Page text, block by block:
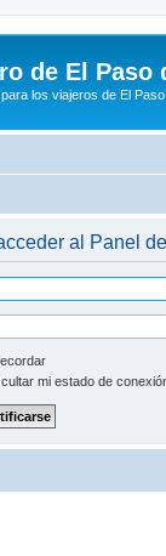
de El Paso
los viajeros de El
al Panel
mi estado de